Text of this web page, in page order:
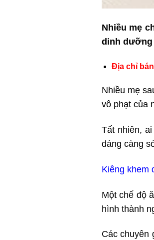
Nhiều mẹ
dinh dưỡng
Địa chỉ
Nhiều mẹ
vô phạt của
Tất nhiên,
dáng càng
Kiêng khem
Một chế độ
hình thành
Các chuyên